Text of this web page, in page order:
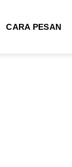
CARA PESAN